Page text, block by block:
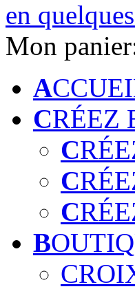
Mon
A
CRÉEZ
C
C
C
B